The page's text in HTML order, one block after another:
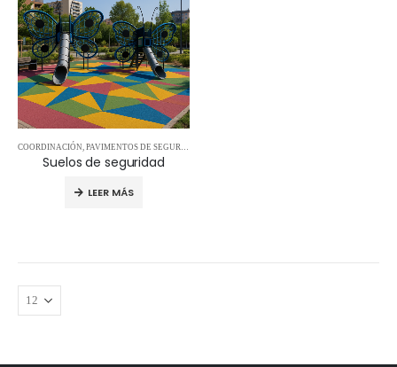
COORDINACIÓN, PAVIMENTOS DE SEGURIDAD
Suelos de seguridad
LEER MÁS